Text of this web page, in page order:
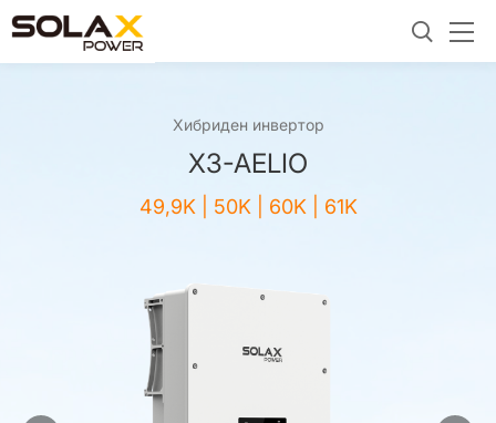
Хибриден инвертор
X3-AELIO
49,9K | 50K | 60K | 61K